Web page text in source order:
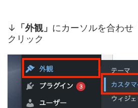
↓ 「外観」 にカーソルを合わせ
クリック